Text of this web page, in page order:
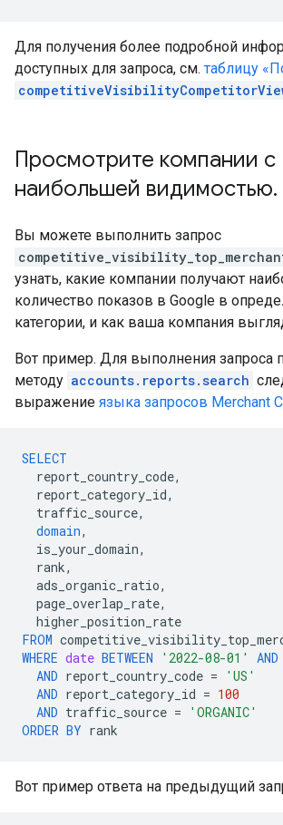
Для получения более подробной
доступных для запроса, см. таблицу
Просмотрите компании с
наибольшей видимостью.
Вы можете выполнить запрос
узнать, какие компании получают
количество показов в Google в
категории, и как ваша компания
Вот пример. Для выполнения запроса
методу accounts.reports.search
выражение языка запросов Merchant
SELECT
report_country_code,
report_category_id,
traffic_source,
domain,
is_your_domain,
rank,
ads_organic_ratio,
page_overlap_rate,
higher_position_rate
FROM
WHERE date BETWEEN '2022-08-01' AND
AND report_country_code =
'US'
AND report_category_id = 100
AND traffic_source =
'ORGANIC'
ORDER BY rank
Вот пример ответа на предыдущий